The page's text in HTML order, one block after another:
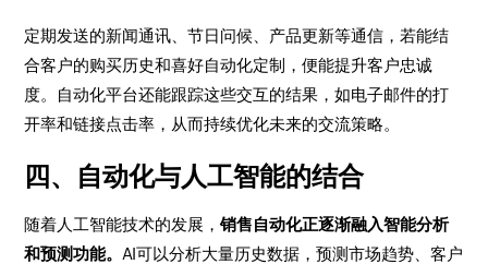
定期发送的新闻通讯、节日问候、产品更新等通信，若能结
合客户的购买历史和喜好自动化定制，便能提升客户忠诚
度。自动化平台还能跟踪这些交互的结果，如电子邮件的打
开率和链接点击率，从而持续优化未来的交流策略。
四、自动化与人工智能的结合
随着人工智能技术的发展，销售自动化正逐渐融入智能分析
和预测功能。 AI可以分析大量历史数据，预测市场趋势、客户